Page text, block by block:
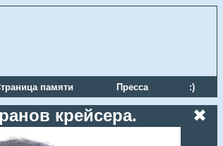
памяти Пресса :)
крейсера. ✖